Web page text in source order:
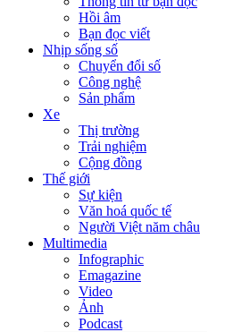
Hồi âm
Bạn đọc viết
Nhịp sống số
Chuyển đổi số
Công nghệ
Sản phẩm
Xe
Thị trường
Trải nghiệm
Cộng đồng
Thế giới
Sự kiện
Văn hoá quốc tế
Người Việt năm châu
Multimedia
Infographic
Emagazine
Video
Ảnh
Podcast